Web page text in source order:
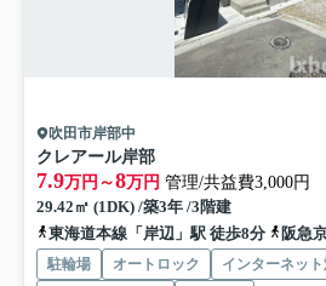
吹田市岸部中
クレアール岸部
7.9万円～8万円 管理/共益費3,000円
29.42㎡ (1DK) /築3年 /3階建
東海道本線「岸辺」駅 徒歩8分
阪急
駐輪場 オートロック インターネッ